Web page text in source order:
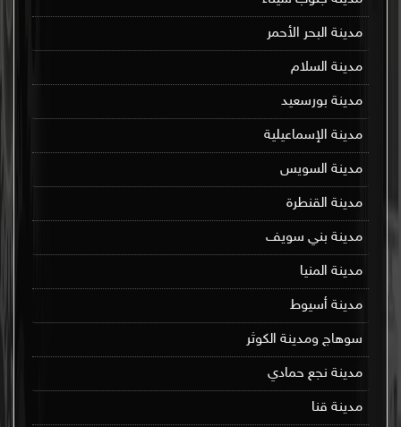
مدينة البحر الأحمر
مدينة السلام
مدينة بورسعيد
مدينة الإسماعيلية
مدينة السويس
مدينة القنطرة
مدينة بني سويف
مدينة المنيا
مدينة أسيوط
سوهاج ومدينة الكوثر
مدينة نجع حمادي
مدينة قنا